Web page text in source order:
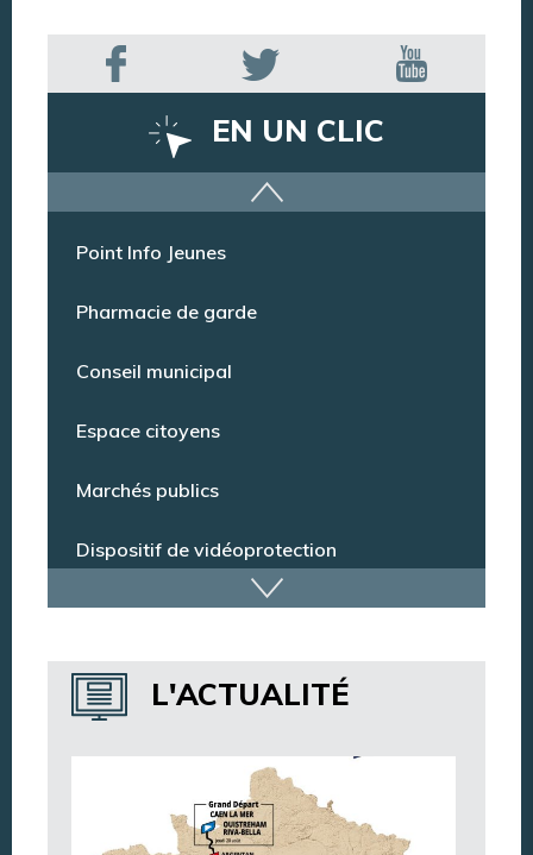
EN UN CLIC
Offres d’emploi
Point Info Jeunes
Pharmacie de garde
Conseil municipal
Espace citoyens
Marchés publics
Dispositif de vidéoprotection
Annuaire des services
Annuaire des associations
Argentan Aujourd’hui
L'ACTUALITÉ